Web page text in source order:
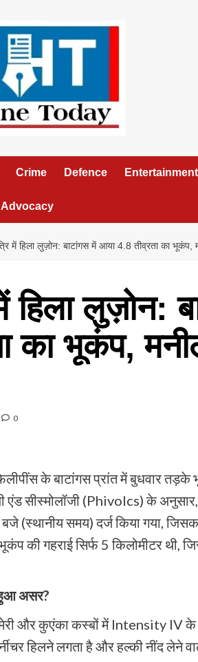
Crime Defence Entertainment
Advocacy
में हिला लुज़ोन: बाटांगस में आया 4.8 तीव्रता का
हिला लुज़ोन:
का भूकंप,
0
के बाटांगस प्रांत में बुधवार
सीस्मोलॉजी (Phivolcs) के अनुसार,
(स्थानीय समय) दर्ज किया गया,
भूकंप की गहराई सिर्फ 5 किलोमीटर
असर?
और कुएंका कस्बों में Intensity
हिलने लगता है और हल्की नींद लेने